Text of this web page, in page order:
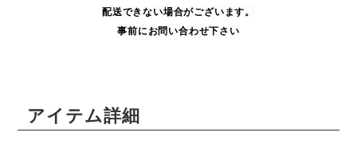
配送できない場合がございます。
事前にお問い合わせ下さい
アイテム詳細